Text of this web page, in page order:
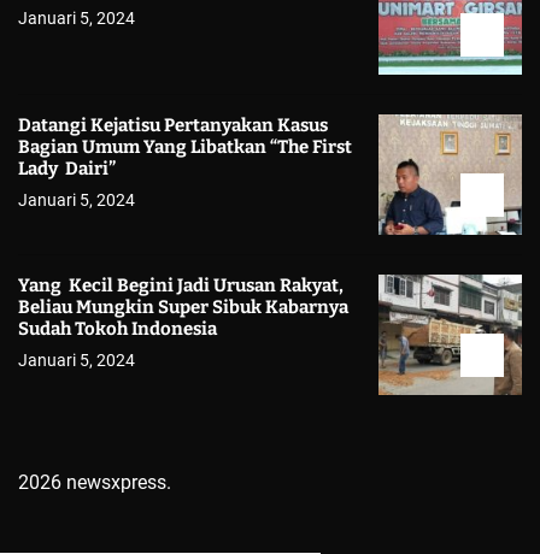
Januari 5, 2024
Datangi Kejatisu Pertanyakan Kasus
Bagian Umum Yang Libatkan “The First
Lady Dairi”
Januari 5, 2024
Yang Kecil Begini Jadi Urusan Rakyat,
Beliau Mungkin Super Sibuk Kabarnya
Sudah Tokoh Indonesia
Januari 5, 2024
2026 newsxpress.